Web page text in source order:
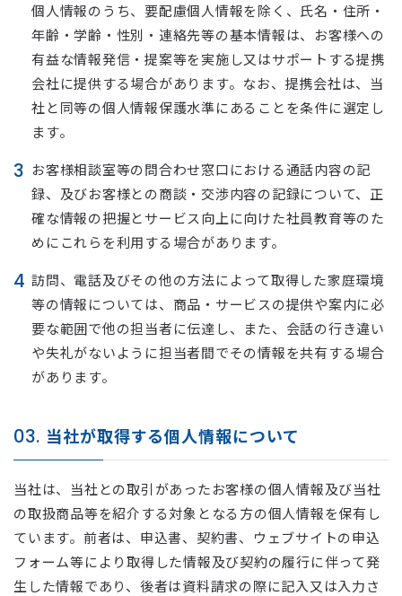
個人情報のうち、要配慮個人情報を除く、氏名・住所・
年齢・学齢・性別・連絡先等の基本情報は、お客様への
有益な情報発信・提案等を実施し又はサポートする提携
会社に提供する場合があります。なお、提携会社は、当
社と同等の個人情報保護水準にあることを条件に選定し
ます。
お客様相談室等の問合わせ窓口における通話内容の記
録、及びお客様との商談・交渉内容の記録について、正
確な情報の把握とサービス向上に向けた社員教育等のた
めにこれらを利用する場合があります。
訪問、電話及びその他の方法によって取得した家庭環境
等の情報については、商品・サービスの提供や案内に必
要な範囲で他の担当者に伝達し、また、会話の行き違い
や失礼がないように担当者間でその情報を共有する場合
があります。
03. 当社が取得する個人情報について
当社は、当社との取引があったお客様の個人情報及び当社
の取扱商品等を紹介する対象となる方の個人情報を保有し
ています。前者は、申込書、契約書、ウェブサイトの申込
フォーム等により取得した情報及び契約の履行に伴って発
生した情報であり、後者は資料請求の際に記入又は入力さ